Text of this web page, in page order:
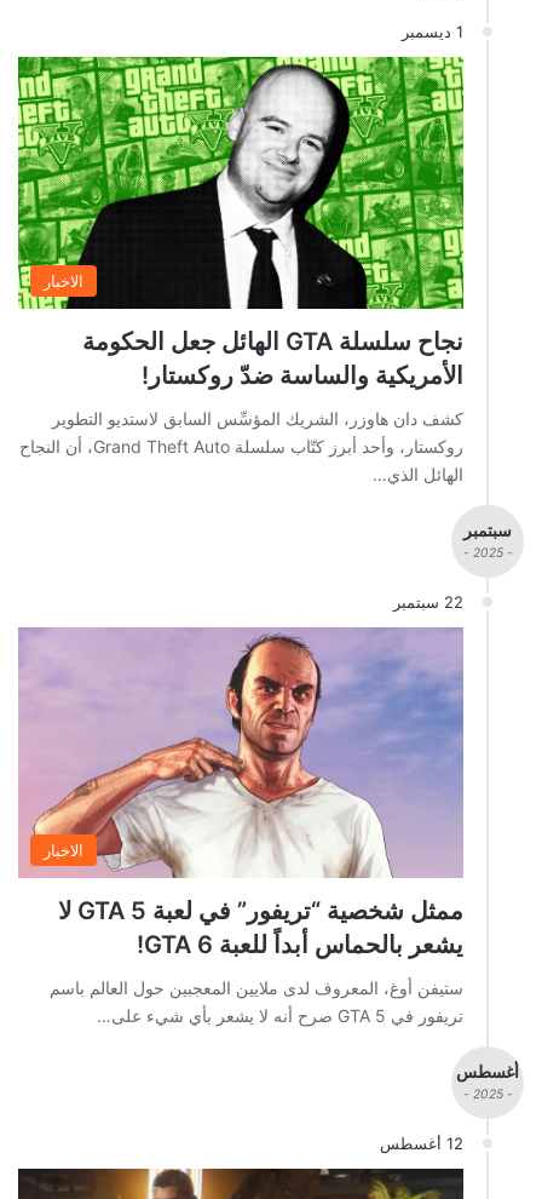
1 ديسمبر
الاخبار
نجاح سلسلة GTA الهائل جعل الحكومة
الأمريكية والساسة ضدّ روكستار!
كشف دان هاوزر، الشريك المؤسِّس السابق لاستديو التطوير
روكستار، وأحد أبرز كتّاب سلسلة Grand Theft Auto، أن النجاح
الهائل الذي…
سبتمبر
- 2025 -
22 سبتمبر
الاخبار
ممثل شخصية “تريفور” في لعبة GTA 5 لا
يشعر بالحماس أبداً للعبة GTA 6!
ستيفن أوغ، المعروف لدى ملايين المعجبين حول العالم باسم
تريفور في GTA 5 صرح أنه لا يشعر بأي شيء على…
أغسطس
- 2025 -
12 أغسطس